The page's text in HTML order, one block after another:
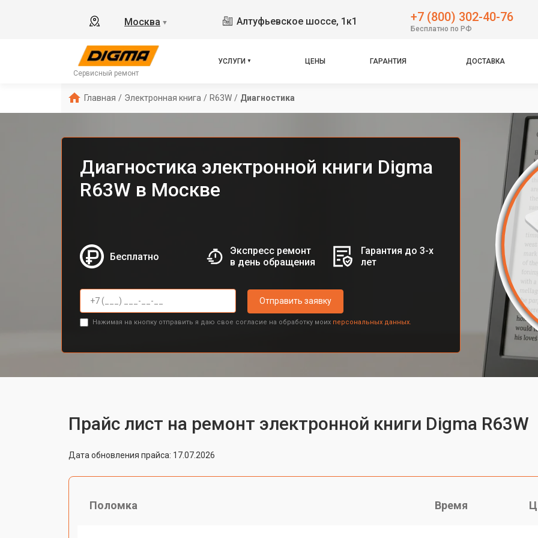
Москва ▼ Алтуфьевское шоссе, 1к1 +7 (800) 302-40-76
Бесплатно по РФ
Сервисный ремонт
УСЛУГИ ЦЕНЫ ГАРАНТИЯ ДОСТАВКА
Главная / Электронная книга / R63W / Диагностика
Диагностика электронной книги Digma
R63W в Москве
Бесплатно
Экспресс ремонт
в день обращения
Гарантия до 3-х
лет
Отправить заявку
Нажимая на кнопку отправить я даю свое согласие на обработку моих персональных данных.
Прайс лист на ремонт электронной книги Digma R63W
Дата обновления прайса: 17.07.2026
Поломка Время